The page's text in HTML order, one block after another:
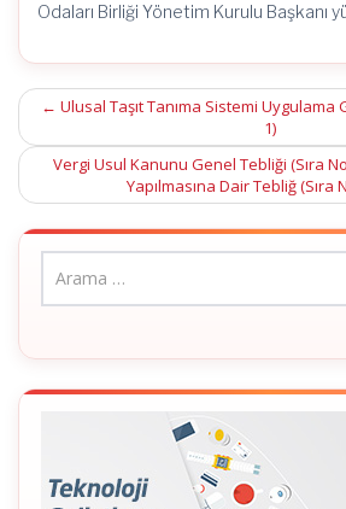
Odaları Birliği Yönetim Kurulu Başkanı
Post
navigation
← Ulusal Taşıt Tanıma Sistemi Uygulama
1)
Vergi Usul Kanunu Genel Tebliği (Sıra
Yapılmasına Dair Tebliğ (Sıra